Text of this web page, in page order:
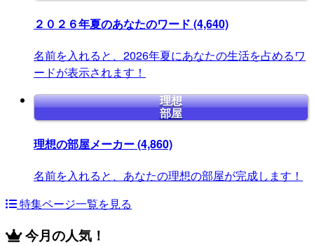
２０２６年夏のあなたのワード (4,640)
名前を入れると、2026年夏にあなたの生活を占めるワ
ードが表示されます！
理想
部屋
理想の部屋メーカー(4,860)
名前を入れると、あなたの理想の部屋が完成します！
特集ページ一覧を見る
今月の人気！